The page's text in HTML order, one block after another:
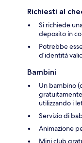
Richiesti al
Si richiede
deposito in
Potrebbe
d’identità
Bambini
Un bambino
utilizzando i
Servizio di
Animazione
Mini club